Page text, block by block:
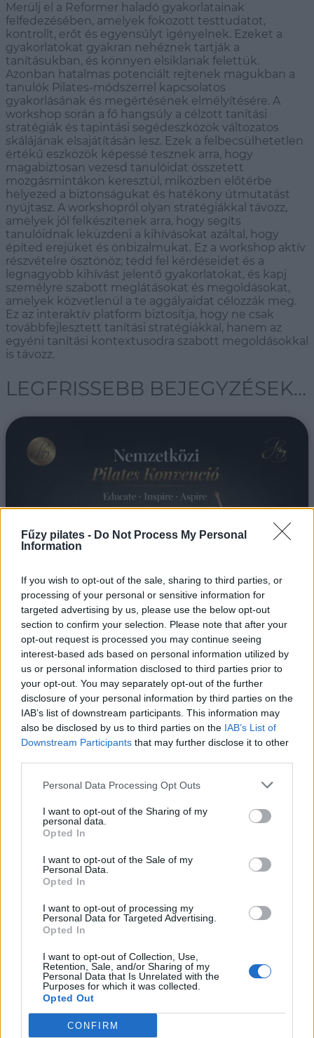
Fűzy pilates - Do Not Process My Personal
Information
If you wish to opt-out of the sale, sharing to third parties, or
processing of your personal or sensitive information for
targeted advertising by us, please use the below opt-out
section to confirm your selection. Please note that after your
opt-out request is processed you may continue seeing
interest-based ads based on personal information utilized by
us or personal information disclosed to third parties prior to
your opt-out. You may separately opt-out of the further
disclosure of your personal information by third parties on the
IAB’s list of downstream participants. This information may
also be disclosed by us to third parties on the IAB’s List of
Downstream Participants that may further disclose it to other
Personal Data Processing Opt Outs
I want to opt-out of the Sharing of my
personal data.
Opted In
I want to opt-out of the Sale of my
Personal Data.
Opted In
I want to opt-out of processing my
Personal Data for Targeted Advertising.
Opted In
I want to opt-out of Collection, Use,
Retention, Sale, and/or Sharing of my
Personal Data that Is Unrelated with the
Purposes for which it was collected.
Opted Out
CONFIRM
Merülj el a Reformer haladó gyakorlatainak
felfedezésében, amelyek fokozott testtudatot,
kontrollt, erőt és egyensúlyt igényelnek. Ezeket a
gyakorlatokat gyakran nehéznek tartják a
tanításukban, és könnyen elsiklanak felettük.
Azonban hatalmas potenciált rejtenek magukban a
tanulók Pilates-módszerrel kapcsolatos
gyakorlásának és megértésének elmélyítésére. A
workshop során a fő hangsúly a célzott tanítási
stratégiák és tapintási segédeszközök változatos
skálájának elsajátításán lesz. Ezek a felbecsülhetetlen
értékű eszközök képessé tesznek arra, hogy
magabiztosan vezesd tanulóidat összetett
mozgásmintákon keresztül, miközben előtérbe
helyezed a biztonságukat és hatékony útmutatást
nyújtasz. A workshopról olyan stratégiákkal távozz,
amelyek jól felkészítenek arra, hogy segíts
tanulóidnak leküzdeni a kihívásokat azáltal, hogy
építed erejüket és önbizalmukat. Ez a workshop aktív
részvételre ösztönöz; tedd fel kérdéseidet és a
legnagyobb kihívást jelentő gyakorlatokat, és kapj
személyre szabott meglátásokat és megoldásokat,
amelyek közvetlenül a te aggályaidat célozzák meg.
Ez az interaktív platform biztosítja, hogy ne csak
továbbfejlesztett tanítási stratégiákkal, hanem az
egyéni tanítási kontextusodra szabott megoldásokkal
is távozz.
LEGFRISSEBB BEJEGYZÉSEK...
II. NEMZETKÖZI PILATES KONVENCIÓ MAGYARORSZÁGON
5/8/26
Egy hétvége, ahol nemzetközi mestertanároktól
tanulhatsz, inspirálódhatsz első kézből.
bővebben
PILATES A STRESSZ NEGATÍV HATÁSAI ELLEN
Egy jól feléíptett Pilates óra után megkönnyebbül a